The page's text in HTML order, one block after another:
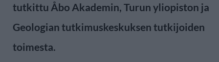
tutkittu Åbo Akademin, Turun yliopiston ja
Geologian tutkimuskeskuksen tutkijoiden
toimesta.